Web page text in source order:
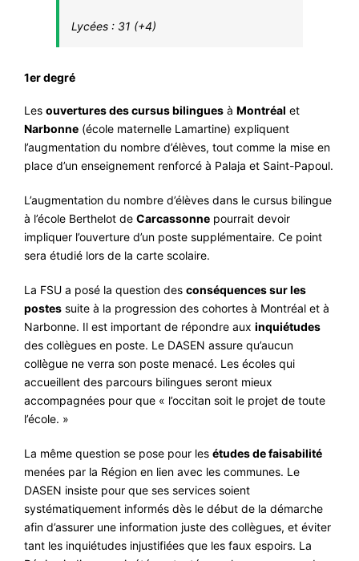
Lycées : 31 (+4)
1er degré
Les ouvertures des cursus bilingues à Montréal et
Narbonne (école maternelle Lamartine) expliquent
l’augmentation du nombre d’élèves, tout comme la mise en
place d’un enseignement renforcé à Palaja et Saint-Papoul.
L’augmentation du nombre d’élèves dans le cursus bilingue
à l’école Berthelot de Carcassonne pourrait devoir
impliquer l’ouverture d’un poste supplémentaire. Ce point
sera étudié lors de la carte scolaire.
La FSU a posé la question des conséquences sur les
postes suite à la progression des cohortes à Montréal et à
Narbonne. Il est important de répondre aux inquiétudes
des collègues en poste. Le DASEN assure qu’aucun
collègue ne verra son poste menacé. Les écoles qui
accueillent des parcours bilingues seront mieux
accompagnées pour que « l’occitan soit le projet de toute
l’école. »
La même question se pose pour les études de faisabilité
menées par la Région en lien avec les communes. Le
DASEN insiste pour que ses services soient
systématiquement informés dès le début de la démarche
afin d’assurer une information juste des collègues, et éviter
tant les inquiétudes injustifiées que les faux espoirs. La